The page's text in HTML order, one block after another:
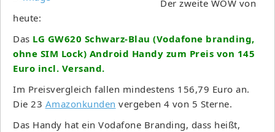
Der zweite WOW von
heute:
Das LG GW620 Schwarz-Blau (Vodafone branding,
ohne SIM Lock) Android Handy zum Preis von 145
Euro incl. Versand.
Im Preisvergleich fallen mindestens 156,79 Euro an.
Die 23 Amazonkunden vergeben 4 von 5 Sterne.
Das Handy hat ein Vodafone Branding, dass heißt,